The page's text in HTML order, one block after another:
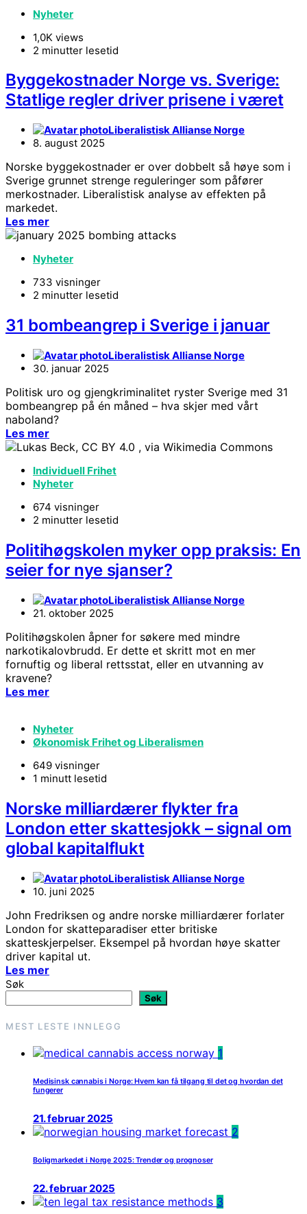
Nyheter
1,0K views
2 minutter lesetid
Byggekostnader Norge vs. Sverige:
Statlige regler driver prisene i været
Liberalistisk Allianse Norge
8. august 2025
Norske byggekostnader er over dobbelt så høye som i
Sverige grunnet strenge reguleringer som påfører
merkostnader. Liberalistisk analyse av effekten på
markedet.
Les mer
Nyheter
733 visninger
2 minutter lesetid
31 bombeangrep i Sverige i januar
Liberalistisk Allianse Norge
30. januar 2025
Politisk uro og gjengkriminalitet ryster Sverige med 31
bombeangrep på én måned – hva skjer med vårt
naboland?
Les mer
Individuell Frihet
Nyheter
674 visninger
2 minutter lesetid
Politihøgskolen myker opp praksis: En
seier for nye sjanser?
Liberalistisk Allianse Norge
21. oktober 2025
Politihøgskolen åpner for søkere med mindre
narkotikalovbrudd. Er dette et skritt mot en mer
fornuftig og liberal rettsstat, eller en utvanning av
kravene?
Les mer
Nyheter
Økonomisk Frihet og Liberalismen
649 visninger
1 minutt lesetid
Norske milliardærer flykter fra
London etter skattesjokk – signal om
global kapitalflukt
Liberalistisk Allianse Norge
10. juni 2025
John Fredriksen og andre norske milliardærer forlater
London for skatteparadiser etter britiske
skatteskjerpelser. Eksempel på hvordan høye skatter
driver kapital ut.
Les mer
Søk
Søk
MEST LESTE INNLEGG
1
Medisinsk cannabis i Norge: Hvem kan få tilgang til det og hvordan det
fungerer
21. februar 2025
2
Boligmarkedet i Norge 2025: Trender og prognoser
22. februar 2025
3